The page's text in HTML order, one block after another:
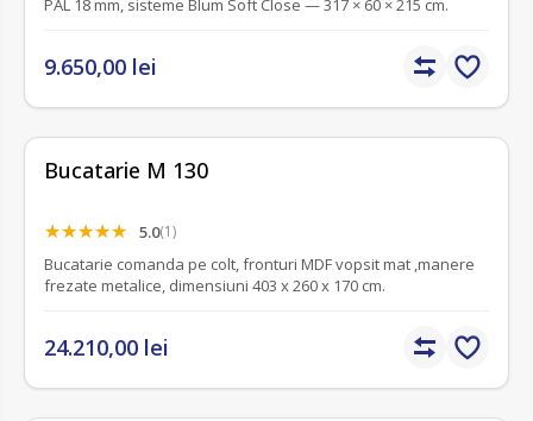
PAL 18 mm, sisteme Blum Soft Close — 317 × 60 × 215 cm.
9.650,00 lei
Bucatarie M 130
5.0(1)
Bucatarie comanda pe colt, fronturi MDF vopsit mat ,manere
frezate metalice, dimensiuni 403 x 260 x 170 cm.
24.210,00 lei